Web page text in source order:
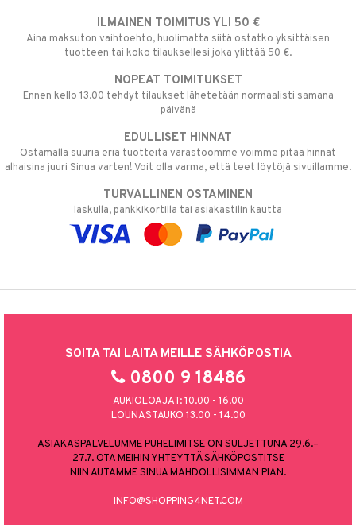
ILMAINEN TOIMITUS YLI 50 €
Aina maksuton vaihtoehto, huolimatta siitä ostatko yksittäisen
tuotteen tai koko tilauksellesi joka ylittää 50 €.
NOPEAT TOIMITUKSET
Ennen kello 13.00 tehdyt tilaukset lähetetään normaalisti samana
päivänä
EDULLISET HINNAT
Ostamalla suuria eriä tuotteita varastoomme voimme pitää hinnat
alhaisina juuri Sinua varten! Voit olla varma, että teet löytöjä sivuillamme.
TURVALLINEN OSTAMINEN
laskulla, pankkikortilla tai asiakastilin kautta
SOITA TAI LAITA MEILLE SÄHKÖPOSTIA
0800 9 18486
AUKIOLOAJAT: 10.00 - 16.00
LOUNASTAUKO 13.00 - 14.00
ASIAKASPALVELUMME PUHELIMITSE ON SULJETTUNA 29.6.–
27.7. OTA MEIHIN YHTEYTTÄ SÄHKÖPOSTITSE
NIIN AUTAMME SINUA MAHDOLLISIMMAN PIAN.
INFO@SHOPPING4NET.COM